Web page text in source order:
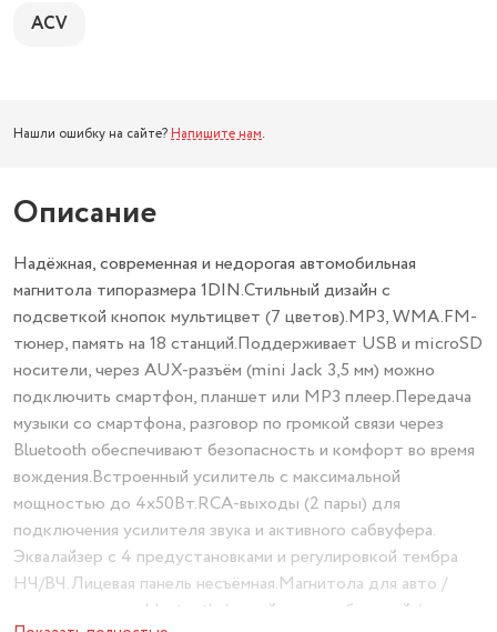
ACV
Нашли ошибку на сайте? Напишите нам.
Описание
Надёжная, современная и недорогая автомобильная
магнитола типоразмера 1DIN.Стильный дизайн с
подсветкой кнопок мультицвет (7 цветов).MP3, WMA.FM-
тюнер, память на 18 станций.Поддерживает USB и microSD
носители, через AUX-разъём (mini Jack 3,5 мм) можно
подключить смартфон, планшет или MP3 плеер.Передача
музыки со смартфона, разговор по громкой связи через
Bluetooth обеспечивают безопасность и комфорт во время
вождения.Встроенный усилитель с максимальной
мощностью до 4х50Вт.RCA-выходы (2 пары) для
подключения усилителя звука и активного сабвуфера.
Эквалайзер с 4 предустановками и регулировкой тембра
НЧ/ВЧ.Лицевая панель несъёмная.Магнитола для авто /
автомагнитола с bluetooth / дизайн автомобильный /